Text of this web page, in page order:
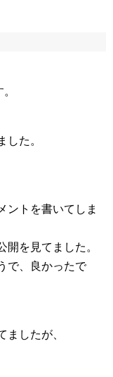
した。
ントを書いてしま
を見てました。
で、良かったで
ましたが、